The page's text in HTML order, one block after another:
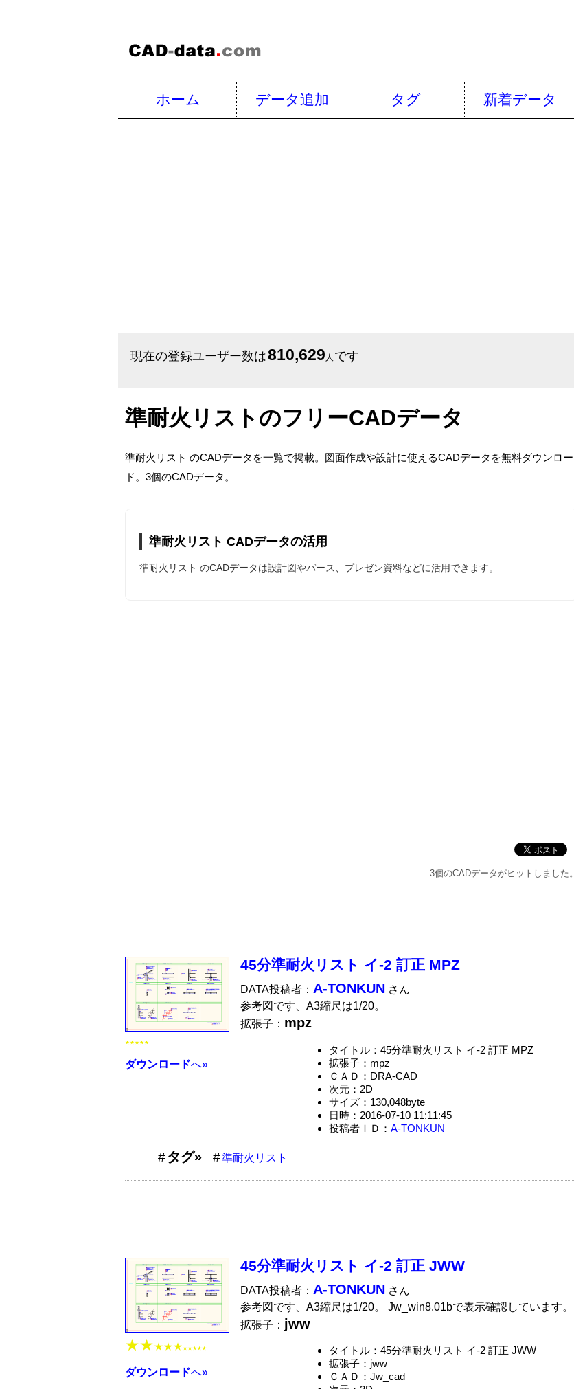
ホーム データ追加 タグ 新着データ
現在の登録ユーザー数は810,629 人 です
準耐火リストのフリーCADデータ
準耐火リスト のCADデータを一覧で掲載。図面作成や設計に使えるCADデータを無料ダウンロー
ド。3個のCADデータ。
準耐火リスト CADデータの活用
準耐火リスト のCADデータは設計図やパース、プレゼン資料などに活用できます。
3個のCADデータがヒットしました。
★★★★★
ダウンロードへ»
45分準耐火リスト イ-2 訂正 MPZ
DATA投稿者： A-TONKUN さん
参考図です、A3縮尺は1/20。
拡張子： mpz
タイトル：45分準耐火リスト イ-2 訂正 MPZ
拡張子：mpz
ＣＡＤ：DRA-CAD
次元：2D
サイズ：130,048byte
日時：2016-07-10 11:11:45
投稿者ＩＤ： A-TONKUN
タグ» 準耐火リスト
★★★★★ ★★★★★
ダウンロードへ»
45分準耐火リスト イ-2 訂正 JWW
DATA投稿者： A-TONKUN さん
参考図です、A3縮尺は1/20。 Jw_win8.01bで表示確認しています。
拡張子： jww
タイトル：45分準耐火リスト イ-2 訂正 JWW
拡張子：jww
ＣＡＤ：Jw_cad